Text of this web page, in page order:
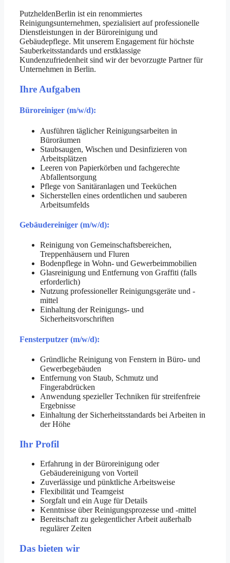
PutzheldenBerlin ist ein renommiertes
Reinigungsunternehmen, spezialisiert auf professionelle
Dienstleistungen in der Büroreinigung und
Gebäudepflege. Mit unserem Engagement für höchste
Sauberkeitsstandards und erstklassige
Kundenzufriedenheit sind wir der bevorzugte Partner für
Unternehmen in Berlin.
Ihre Aufgaben
Büroreiniger (m/w/d):
Ausführen täglicher Reinigungsarbeiten in
Büroräumen
Staubsaugen, Wischen und Desinfizieren von
Arbeitsplätzen
Leeren von Papierkörben und fachgerechte
Abfallentsorgung
Pflege von Sanitäranlagen und Teeküchen
Sicherstellen eines ordentlichen und sauberen
Arbeitsumfelds
Gebäudereiniger (m/w/d):
Reinigung von Gemeinschaftsbereichen,
Treppenhäusern und Fluren
Bodenpflege in Wohn- und Gewerbeimmobilien
Glasreinigung und Entfernung von Graffiti (falls
erforderlich)
Nutzung professioneller Reinigungsgeräte und -
mittel
Einhaltung der Reinigungs- und
Sicherheitsvorschriften
Fensterputzer (m/w/d):
Gründliche Reinigung von Fenstern in Büro- und
Gewerbegebäuden
Entfernung von Staub, Schmutz und
Fingerabdrücken
Anwendung spezieller Techniken für streifenfreie
Ergebnisse
Einhaltung der Sicherheitsstandards bei Arbeiten in
der Höhe
Ihr Profil
Erfahrung in der Büroreinigung oder
Gebäudereinigung von Vorteil
Zuverlässige und pünktliche Arbeitsweise
Flexibilität und Teamgeist
Sorgfalt und ein Auge für Details
Kenntnisse über Reinigungsprozesse und -mittel
Bereitschaft zu gelegentlicher Arbeit außerhalb
regulärer Zeiten
Das bieten wir